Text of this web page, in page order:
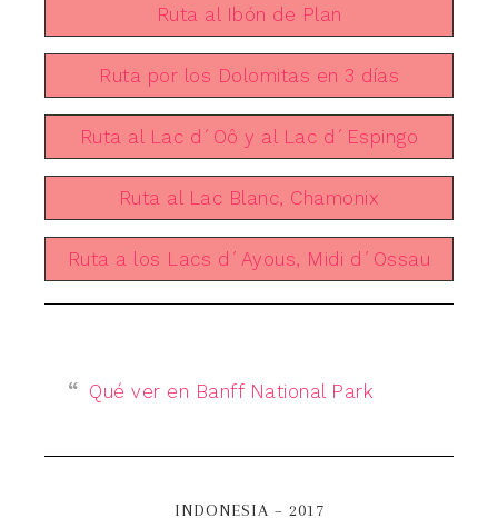
Ruta al Ibón de Plan
Ruta por los Dolomitas en 3 días
Ruta al Lac d´Oô y al Lac d´Espingo
Ruta al Lac Blanc, Chamonix
Ruta a los Lacs d´Ayous, Midi d´Ossau
Qué ver en Banff National Park
INDONESIA – 2017